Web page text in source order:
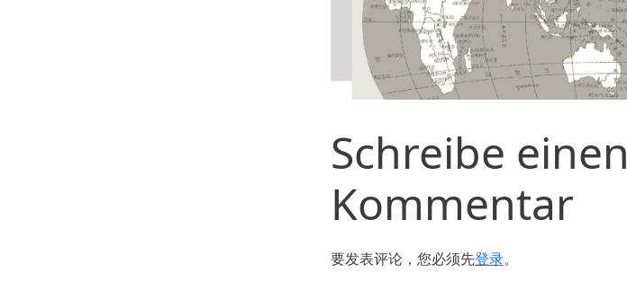
Schreibe einen
Kommentar
要发表评论，您必须先登录。